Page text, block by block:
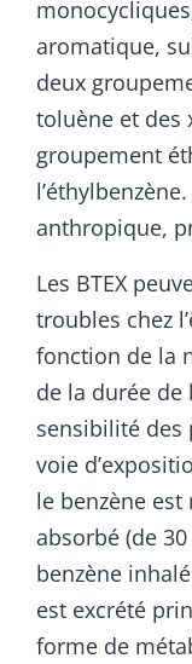
aromatique,
deux
toluène et des
groupement
anthropique,
Les BTEX
troubles chez
fonction de la
de la durée de
sensibilité des
voie
le benzène
absorbé (de 30
benzène
est excrété
forme de